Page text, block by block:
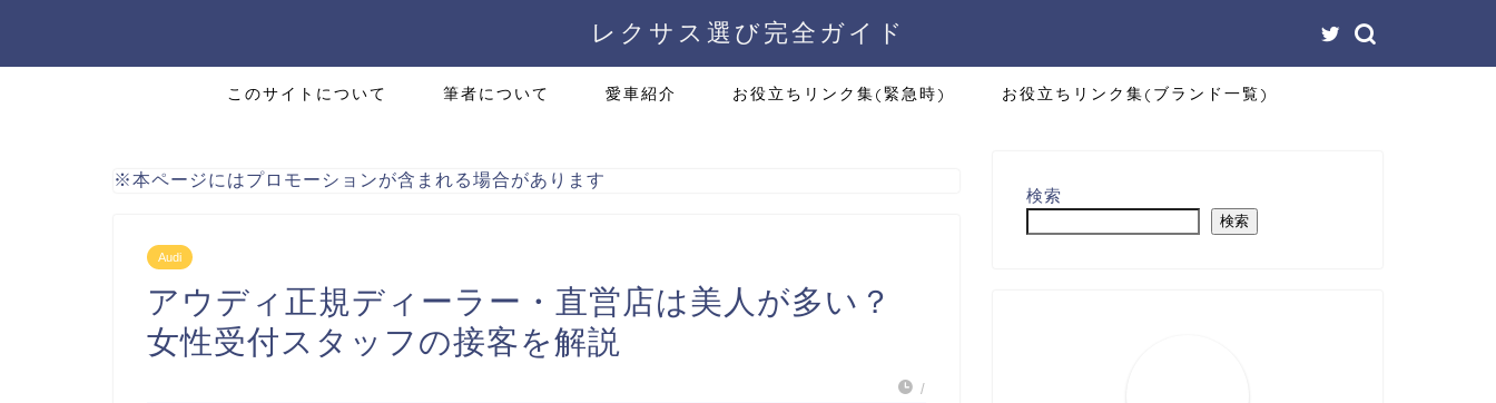
レクサス選び完全ガイド
このサイトについて 筆者について 愛車紹介 お役立ちリンク集(緊急時) お役立ちリンク集(ブランド一覧)
※本ページにはプロモーションが含まれる場合があります
Audi
アウディ正規ディーラー・直営店は美人が多い？
女性受付スタッフの接客を解説
/
検索
検索